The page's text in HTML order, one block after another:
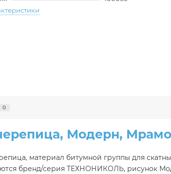
0
Модерн,
материал битумной группы для
бренд/серия ТЕХНОНИКОЛЬ, рисунок